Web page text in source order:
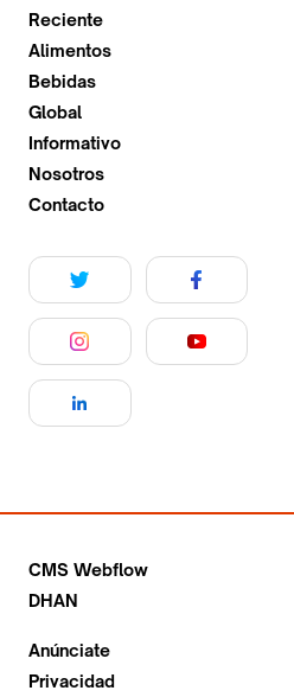
Reciente
Alimentos
Bebidas
Global
Informativo
Nosotros
Contacto
CMS Webflow
DHAN
Anúnciate
Privacidad